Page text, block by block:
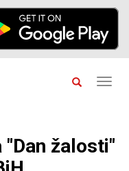
"Dan žalosti"